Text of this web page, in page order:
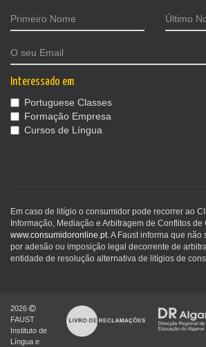
Interessado em
Portuguese Classes
Formação Empresa
Cursos de Língua
Em caso de litígio o consumidor pode recorrer ao
Informação, Mediação e Arbitragem de Conflitos
www.consumidoronline.pt. A Faust informa que
por adesão ou imposição legal decorrente de
entidade de resolução alternativa de litígios de
2026
FAUST
Instituto de
Língua e